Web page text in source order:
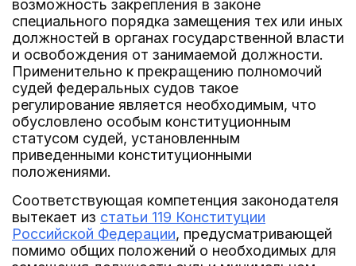
возможность закрепления в законе
специального порядка замещения тех или иных
должностей в органах государственной власти
и освобождения от занимаемой должности.
Применительно к прекращению полномочий
судей федеральных судов такое
регулирование является необходимым, что
обусловлено особым конституционным
статусом судей, установленным
приведенными конституционными
положениями.
Соответствующая компетенция законодателя
вытекает из статьи 119 Конституции
Российской Федерации, предусматривающей
помимо общих положений о необходимых для